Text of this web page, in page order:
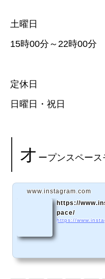
土曜日
15時00分～22時00分
定休日
日曜日・祝日
オ ープンスペース
www.instagram.com
https://
pace/
https://